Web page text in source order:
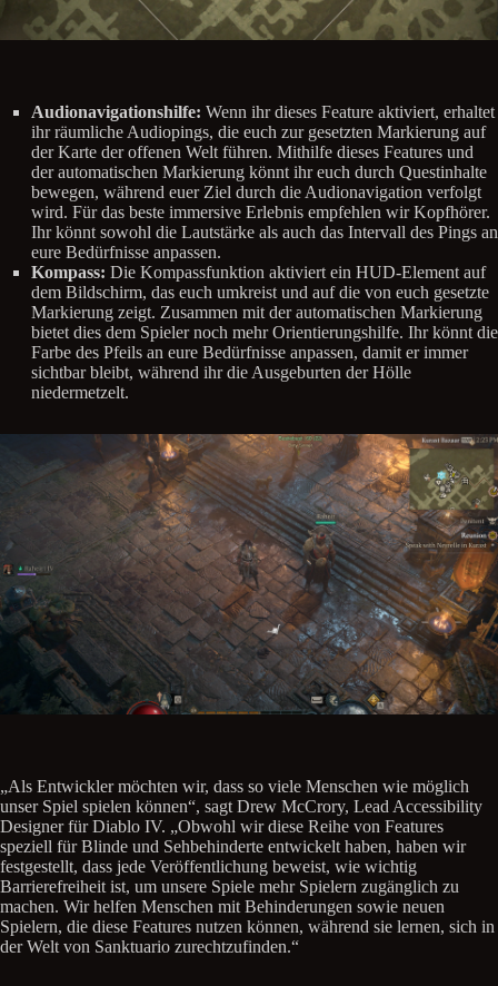
Audionavigationshilfe: Wenn ihr dieses Feature aktiviert, erhaltet
ihr räumliche Audiopings, die euch zur gesetzten Markierung auf
der Karte der offenen Welt führen. Mithilfe dieses Features und
der automatischen Markierung könnt ihr euch durch Questinhalte
bewegen, während euer Ziel durch die Audionavigation verfolgt
wird. Für das beste immersive Erlebnis empfehlen wir Kopfhörer.
Ihr könnt sowohl die Lautstärke als auch das Intervall des Pings an
eure Bedürfnisse anpassen.
Kompass: Die Kompassfunktion aktiviert ein HUD-Element auf
dem Bildschirm, das euch umkreist und auf die von euch gesetzte
Markierung zeigt. Zusammen mit der automatischen Markierung
bietet dies dem Spieler noch mehr Orientierungshilfe. Ihr könnt die
Farbe des Pfeils an eure Bedürfnisse anpassen, damit er immer
sichtbar bleibt, während ihr die Ausgeburten der Hölle
niedermetzelt.
„Als Entwickler möchten wir, dass so viele Menschen wie möglich
unser Spiel spielen können“, sagt Drew McCrory, Lead Accessibility
Designer für Diablo IV. „Obwohl wir diese Reihe von Features
speziell für Blinde und Sehbehinderte entwickelt haben, haben wir
festgestellt, dass jede Veröffentlichung beweist, wie wichtig
Barrierefreiheit ist, um unsere Spiele mehr Spielern zugänglich zu
machen. Wir helfen Menschen mit Behinderungen sowie neuen
Spielern, die diese Features nutzen können, während sie lernen, sich in
der Welt von Sanktuario zurechtzufinden.“